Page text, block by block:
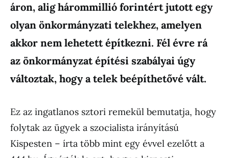
áron, alig hárommillió forintért jutott egy
olyan önkormányzati telekhez, amelyen
akkor nem lehetett építkezni. Fél évre rá
az önkormányzat építési szabályai úgy
változtak, hogy a telek beépíthetővé vált.
Ez az ingatlanos sztori remekül bemutatja, hogy
folytak az ügyek a szocialista irányítású
Kispesten – írta több mint egy évvel ezelőtt a